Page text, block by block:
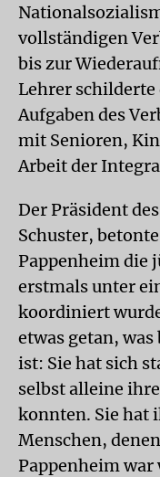
vollständigen
bis zur
Lehrer schilderte
Aufgaben des
mit Senioren,
Arbeit der
Der Präsident
Schuster,
Pappenheim die
erstmals unter
koordiniert
etwas getan,
ist: Sie hat sich
selbst alleine
konnten. Sie hat
Menschen,
Pappenheim